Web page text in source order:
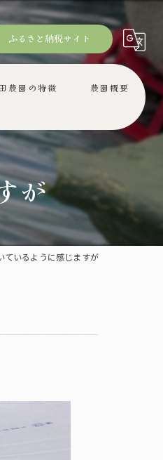
ふるさと納税サイト
農園の特徴
ト
薬
直送
り寄せ
農園概要
が
ているように感じますが